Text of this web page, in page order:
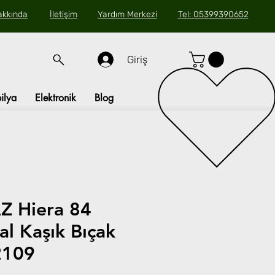
İletişim Yardım Merkezi Tel: 05399390652
Giriş
Elektronik Blog
Hiera 84
Kaşık Bıçak